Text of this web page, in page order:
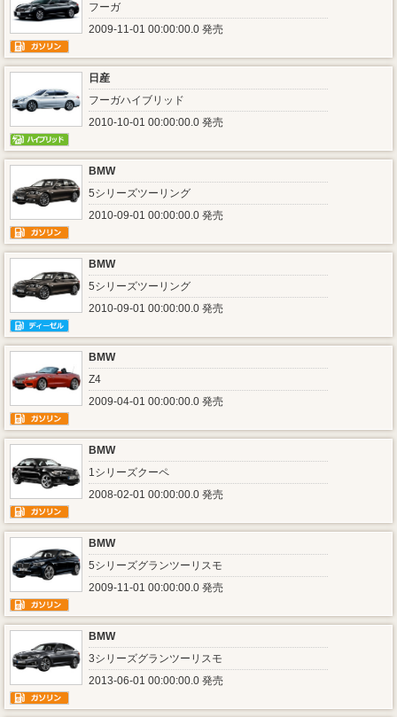
フーガ
2009-11-01 00:00:00.0 発売
日産
フーガハイブリッド
2010-10-01 00:00:00.0 発売
BMW
5シリーズツーリング
2010-09-01 00:00:00.0 発売
BMW
5シリーズツーリング
2010-09-01 00:00:00.0 発売
BMW
Z4
2009-04-01 00:00:00.0 発売
BMW
1シリーズクーペ
2008-02-01 00:00:00.0 発売
BMW
5シリーズグランツーリスモ
2009-11-01 00:00:00.0 発売
BMW
3シリーズグランツーリスモ
2013-06-01 00:00:00.0 発売